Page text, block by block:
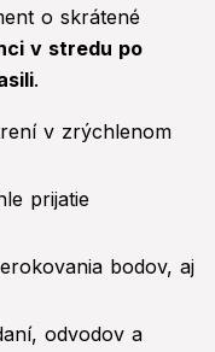
o skrátené
v stredu po
.
v zrýchlenom
prijatie
bodov, aj
odvodov a